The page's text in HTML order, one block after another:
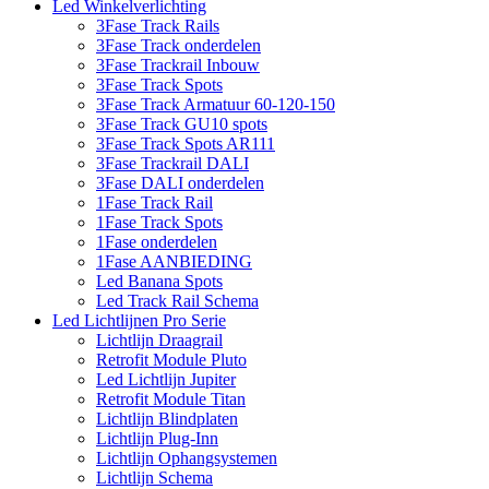
Led Winkelverlichting
3Fase Track Rails
3Fase Track onderdelen
3Fase Trackrail Inbouw
3Fase Track Spots
3Fase Track Armatuur 60-120-150
3Fase Track GU10 spots
3Fase Track Spots AR111
3Fase Trackrail DALI
3Fase DALI onderdelen
1Fase Track Rail
1Fase Track Spots
1Fase onderdelen
1Fase AANBIEDING
Led Banana Spots
Led Track Rail Schema
Led Lichtlijnen Pro Serie
Lichtlijn Draagrail
Retrofit Module Pluto
Led Lichtlijn Jupiter
Retrofit Module Titan
Lichtlijn Blindplaten
Lichtlijn Plug-Inn
Lichtlijn Ophangsystemen
Lichtlijn Schema